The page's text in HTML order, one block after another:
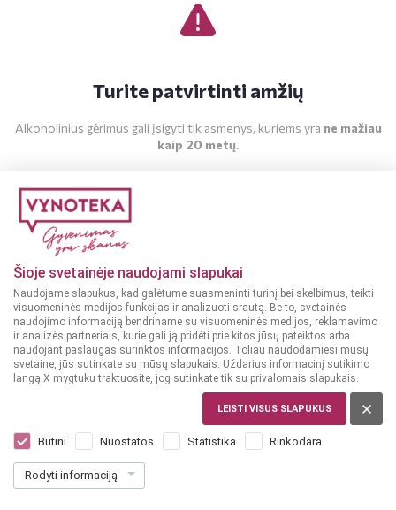
Šioje svetainėje naudojami slapukai
Naudojame slapukus, kad galėtume suasmeninti turinį bei skelbimus, teikti
visuomeninės medijos funkcijas ir analizuoti srautą. Be to, svetainės
naudojimo informaciją bendriname su visuomeninės medijos, reklamavimo
ir analizės partneriais, kurie gali ją pridėti prie kitos jūsų pateiktos arba
naudojant paslaugas surinktos informacijos. Toliau naudodamiesi mūsų
svetaine, jūs sutinkate su mūsų slapukais. Uždarius informacinį sutikimo
langą X mygtuku traktuosite, jog sutinkate tik su privalomais slapukais.
LEISTI VISUS SLAPUKUS
Būtini Nuostatos Statistika Rinkodara
Rodyti informaciją
Turite patvirtinti amžių
Alkoholinius gėrimus gali įsigyti tik asmenys, kuriems yra ne mažiau
kaip 20 metų.
Dar nėra balsų, galite įvertinti
2199€ 62.83 € / L